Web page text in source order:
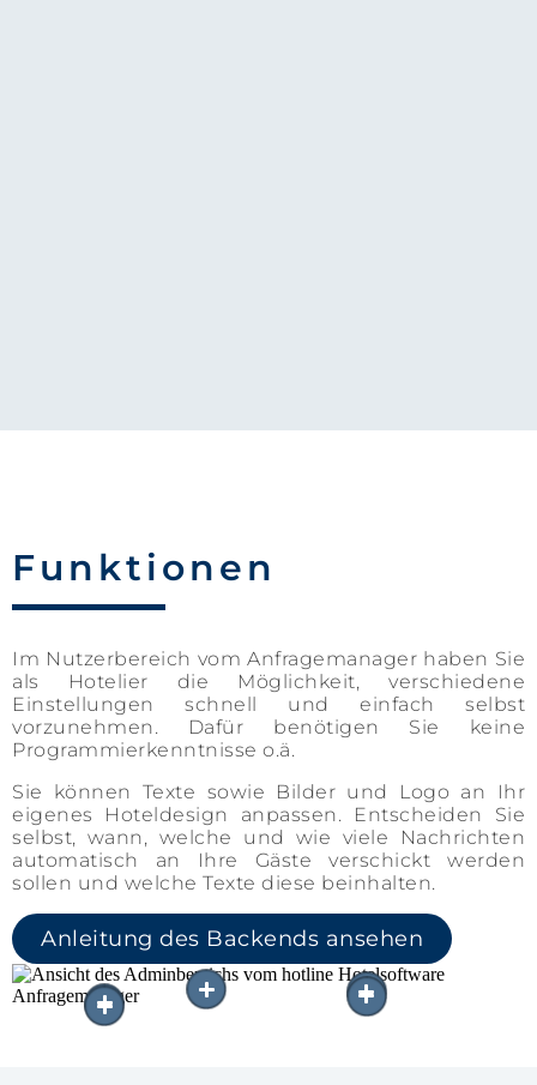
Funktionen
Im Nutzerbereich vom Anfragemanager haben Sie
als Hotelier die Möglichkeit, verschiedene
Einstellungen schnell und einfach selbst
vorzunehmen. Dafür benötigen Sie keine
Programmierkenntnisse o.ä.
Sie können Texte sowie Bilder und Logo an Ihr
eigenes Hoteldesign anpassen. Entscheiden Sie
selbst, wann, welche und wie viele Nachrichten
automatisch an Ihre Gäste verschickt werden
sollen und welche Texte diese beinhalten.
Anleitung des Backends ansehen